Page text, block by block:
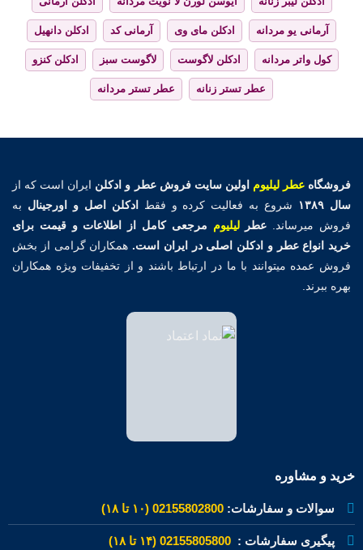
آرمانی یو مردانه ادکلن مای وی آرمانی کد ادکلن دانهیل
کول واتر مردانه ادکلن لاگوست لاگوست سبز ادکلن کنزو
عطر تستر زنانه عطر تستر مردانه
فروشگاهعطر لیلیوم اولین سایت فروش عطر و ادکلن ایران است که از
سال ۱۳۸۹
شروع به فعالیت کرده و فقط ادکلن اصل و اورجینال به
فروش میرساند. عطرلیلیوم مرجعی کامل از اطلاعات و قیمت برای
خرید انواع عطر و ادکلن اصلی در ایران است. همکاران گرامی از بخش
فروش عمده میتوانند با ما در ارتباط باشند و از تخفیفات ویژه همکاران
بهره ببرند.
خرید و مشاوره
سوالات و سفارشات: 02155802800 (۱۰ تا ۱۸)
پیگیری سفارشات : 02155805800 (۱۴ تا ۱۸)